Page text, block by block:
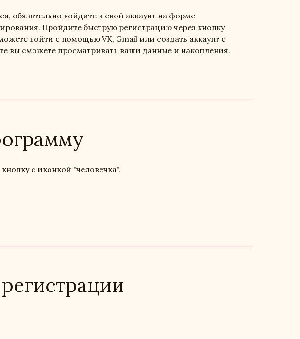
обязательно войдите в свой аккаунт на форме
Пройдите быструю регистрацию через кнопку
войти с помощью VK, Gmail или создать аккаунт с
вы сможете просматривать ваши данные и накопления.
с иконкой "человечка".